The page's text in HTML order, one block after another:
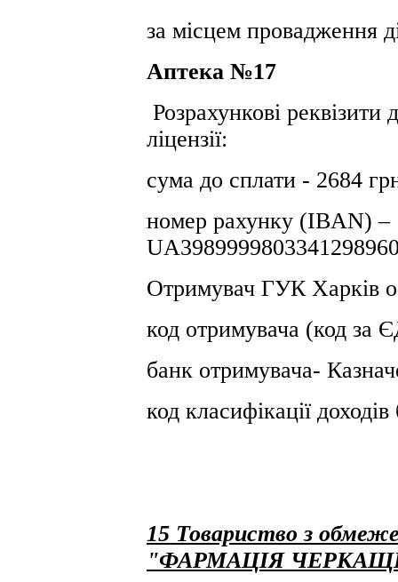
за місцем провадження
Аптека №17
Розрахункові
ліцензії:
сума до сплати - 2684
номер рахунку (IBAN) –
Отримувач ГУК Харків
код отримувача (код
банк отримувача-
код класифікації
15 Товариство з
"ФАРМАЦІЯ